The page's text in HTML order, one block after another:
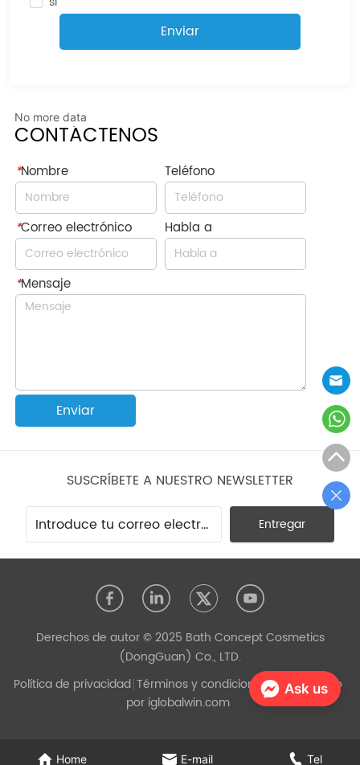
Enviar
No more data
CONTÁCTENOS
*Nombre Teléfono
*Correo electrónico Habla a
*Mensaje
Enviar
Home E-mail Tel
SUSCRÍBETE A NUESTRO NEWSLETTER
Entregar
Derechos de autor © 2025 Bath Concept Cosmetics
(DongGuan) Co., LTD.
Política de privacidad Términos y condiciones Desarrollado
por iglobalwin.com
Ask us